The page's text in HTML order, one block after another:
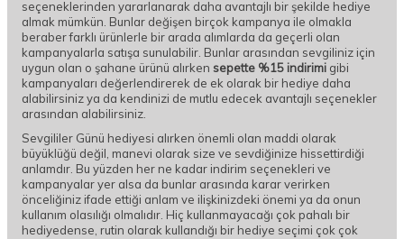
seçeneklerinden yararlanarak daha avantajlı bir şekilde hediye
almak mümkün. Bunlar değişen birçok kampanya ile olmakla
beraber farklı ürünlerle bir arada alımlarda da geçerli olan
kampanyalarla satışa sunulabilir. Bunlar arasından sevgiliniz için
uygun olan o şahane ürünü alırken sepette %15 indirimi gibi
kampanyaları değerlendirerek de ek olarak bir hediye daha
alabilirsiniz ya da kendinizi de mutlu edecek avantajlı seçenekler
arasından alabilirsiniz.
Sevgililer Günü hediyesi alırken önemli olan maddi olarak
büyüklüğü değil, manevi olarak size ve sevdiğinize hissettirdiği
anlamdır. Bu yüzden her ne kadar indirim seçenekleri ve
kampanyalar yer alsa da bunlar arasında karar verirken
önceliğiniz ifade ettiği anlam ve ilişkinizdeki önemi ya da onun
kullanım olasılığı olmalıdır. Hiç kullanmayacağı çok pahalı bir
hediyedense, rutin olarak kullandığı bir hediye seçimi çok çok